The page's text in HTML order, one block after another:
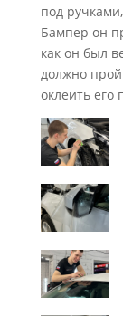
под
Бампер он
как он был
должно
оклеить его